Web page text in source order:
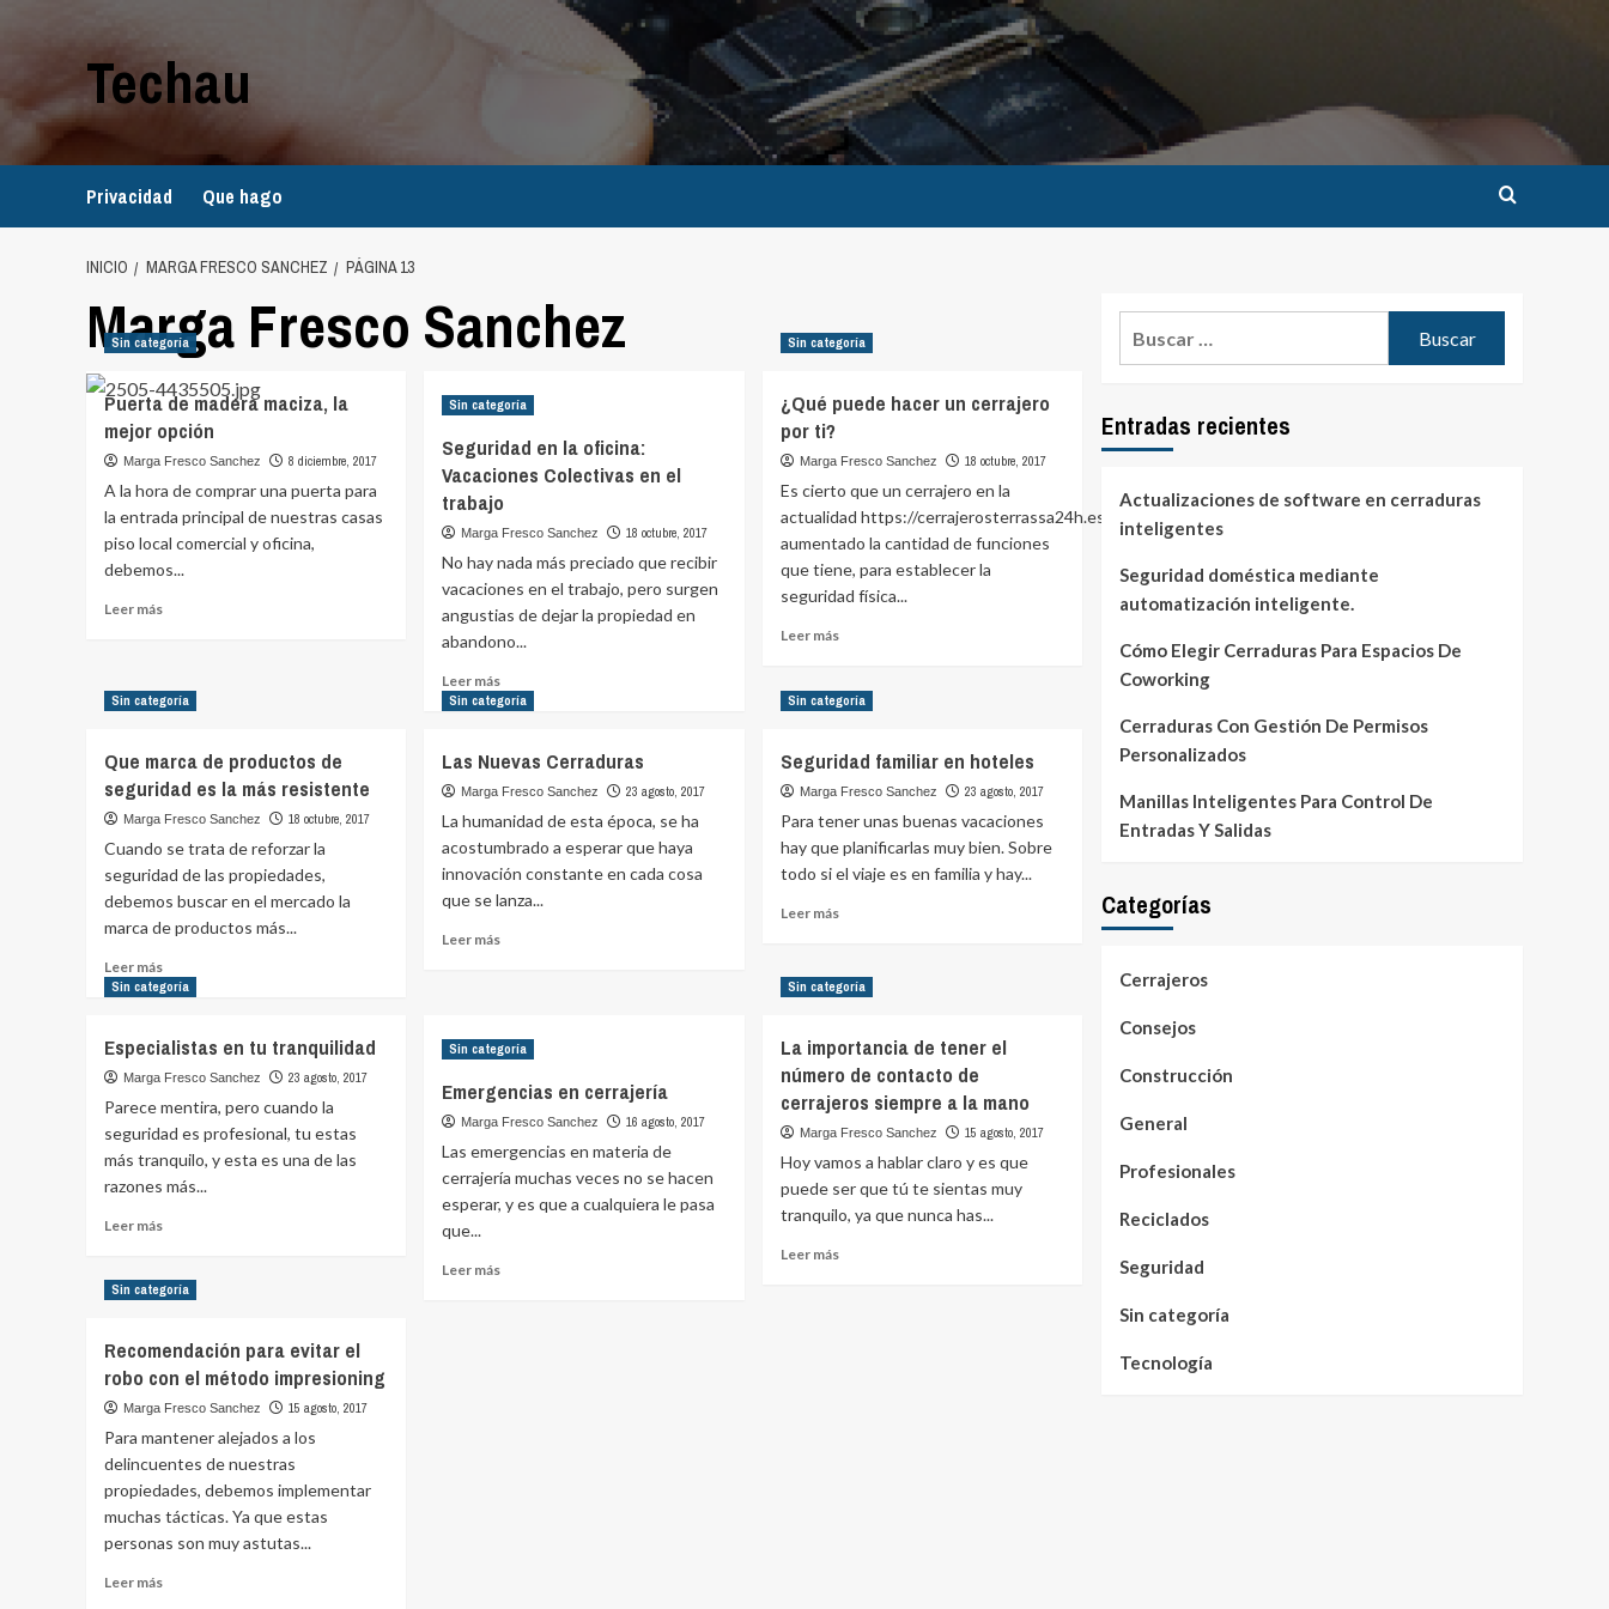
Techau
Privacidad Que hago
INICIO MARGA FRESCO SANCHEZ PÁGINA 13
Marga Fresco Sanchez
Sin categoría
Puerta de madera maciza, la
mejor opción
Marga Fresco Sanchez 8 diciembre, 2017
A la hora de comprar una puerta para
la entrada principal de nuestras casas
piso local comercial y oficina,
debemos...
Leer más
de
la
mejor
opción
Sin categoría
Seguridad en la oficina:
Vacaciones Colectivas en el
trabajo
Marga Fresco Sanchez 18 octubre, 2017
No hay nada más preciado que recibir
vacaciones en el trabajo, pero surgen
angustias de dejar la propiedad en
abandono...
Leer más
más
en
la
oficina:
Colectivas
en
el
Sin categoría
¿Qué puede hacer un cerrajero
por ti?
Marga Fresco Sanchez 18 octubre, 2017
Es cierto que un cerrajero en la
actualidad https://cerrajerosterrassa24h.es/
aumentado la cantidad de funciones
que tiene, para establecer la
seguridad física...
Leer másLeer
¿Qué
un
cerrajero
Sin categoría
Que marca de productos de
seguridad es la más resistente
Marga Fresco Sanchez 18 octubre, 2017
Cuando se trata de reforzar la
seguridad de las propiedades,
debemos buscar en el mercado la
marca de productos más...
Leer más
más
marca
de
productos
seguridad
es
la
Sin categoría
Las Nuevas Cerraduras
Marga Fresco Sanchez 23 agosto, 2017
La humanidad de esta época, se ha
acostumbrado a esperar que haya
innovación constante en cada cosa
que se lanza...
Leer más
Cerraduras
Sin categoría
Seguridad familiar en hoteles
Marga Fresco Sanchez 23 agosto, 2017
Para tener unas buenas vacaciones
hay que planificarlas muy bien. Sobre
todo si el viaje es en familia y hay...
Leer másLeer
Seguridad
familiar
hoteles
Sin categoría
Especialistas en tu tranquilidad
Marga Fresco Sanchez 23 agosto, 2017
Parece mentira, pero cuando la
seguridad es profesional, tu estas
más tranquilo, y esta es una de las
razones más...
Leer más
Especialistas
tranquilidad
Sin categoría
Emergencias en cerrajería
Marga Fresco Sanchez 16 agosto, 2017
Las emergencias en materia de
cerrajería muchas veces no se hacen
esperar, y es que a cualquiera le pasa
que...
Leer más
Sin categoría
La importancia de tener el
número de contacto de
cerrajeros siempre a la mano
Marga Fresco Sanchez 15 agosto, 2017
Hoy vamos a hablar claro y es que
puede ser que tú te sientas muy
tranquilo, ya que nunca has...
Leer másLeer
Sin categoría
Recomendación para evitar el
robo con el método impresioning
Marga Fresco Sanchez 15 agosto, 2017
Para mantener alejados a los
delincuentes de nuestras
propiedades, debemos implementar
muchas tácticas. Ya que estas
personas son muy astutas...
Leer más
Entradas recientes
Actualizaciones de software en cerraduras
inteligentes
Seguridad doméstica mediante
automatización inteligente.
Cómo Elegir Cerraduras Para Espacios De
Coworking
Cerraduras Con Gestión De Permisos
Personalizados
Manillas Inteligentes Para Control De
Entradas Y Salidas
Categorías
Cerrajeros
Consejos
Construcción
General
Profesionales
Reciclados
Seguridad
Sin categoría
Tecnología